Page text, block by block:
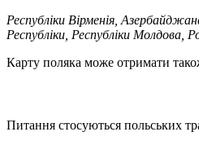
Республіки Вірменія,
Республіки, Республіки Молдова,
Карту поляка може отримати
Питання стосуються польських